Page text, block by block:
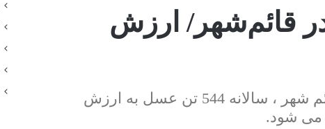
تن عسل در قائم‌شهر/ ارزش
خبرگزاری آریا- مدیرجهاد کشاورزی شهرستان قائم شهر ، سالانه 544 تن عسل به ارزش